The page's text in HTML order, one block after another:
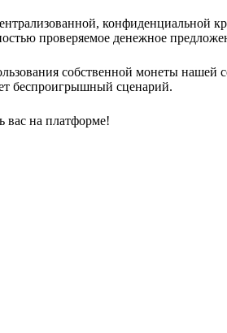
конфиденциальной
проверяемое денежное
собственной монеты
беспроигрышный сценарий.
вас на платформе!